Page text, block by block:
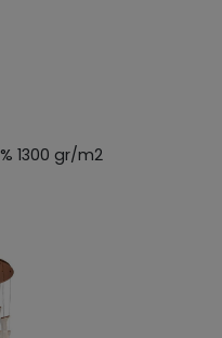
1300 gr/m2